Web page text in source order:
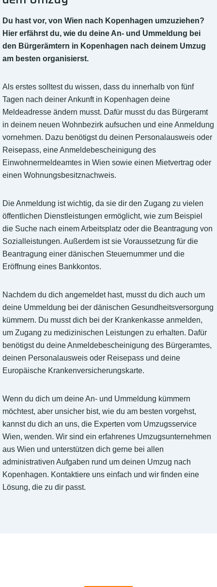
Du hast vor, von Wien nach Kopenhagen umzuziehen?
Hier erfährst du, wie du deine An- und Ummeldung bei
den Bürgerämtern in Kopenhagen nach deinem Umzug
am besten organisierst.
Als erstes solltest du wissen, dass du innerhalb von fünf
Tagen nach deiner Ankunft in Kopenhagen deine
Meldeadresse ändern musst. Dafür musst du das Bürgeramt
in deinem neuen Wohnbezirk aufsuchen und eine Anmeldung
vornehmen. Dazu benötigst du deinen Personalausweis oder
Reisepass, eine Anmeldebescheinigung des
Einwohnermeldeamtes in Wien sowie einen Mietvertrag oder
einen Wohnungsbesitznachweis.
Die Anmeldung ist wichtig, da sie dir den Zugang zu vielen
öffentlichen Dienstleistungen ermöglicht, wie zum Beispiel
die Suche nach einem Arbeitsplatz oder die Beantragung von
Sozialleistungen. Außerdem ist sie Voraussetzung für die
Beantragung einer dänischen Steuernummer und die
Eröffnung eines Bankkontos.
Nachdem du dich angemeldet hast, musst du dich auch um
deine Ummeldung bei der dänischen Gesundheitsversorgung
kümmern. Du musst dich bei der Krankenkasse anmelden,
um Zugang zu medizinischen Leistungen zu erhalten. Dafür
benötigst du deine Anmeldebescheinigung des Bürgeramtes,
deinen Personalausweis oder Reisepass und deine
Europäische Krankenversicherungskarte.
Wenn du dich um deine An- und Ummeldung kümmern
möchtest, aber unsicher bist, wie du am besten vorgehst,
kannst du dich an uns, die Experten vom Umzugsservice
Wien, wenden. Wir sind ein erfahrenes Umzugsunternehmen
aus Wien und unterstützen dich gerne bei allen
administrativen Aufgaben rund um deinen Umzug nach
Kopenhagen. Kontaktiere uns einfach und wir finden eine
Lösung, die zu dir passt.